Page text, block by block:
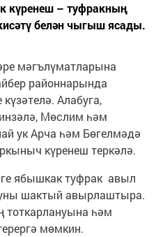
күренеш – туфракның
белән чыгыш ясады.
мәгълүматларына
районнарында
Алабуга,
Мөслим һәм
ук Арча һәм Бөгелмәдә
күренеш теркәлә.
ябышкак туфрак авыл
шактый авырлаштыра.
тоткарлануына һәм
мөмкин.